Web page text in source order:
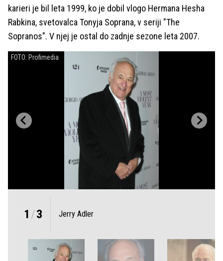
karieri je bil leta 1999, ko je dobil vlogo Hermana Hesha
Rabkina, svetovalca Tonyja Soprana, v seriji "The
Sopranos". V njej je ostal do zadnje sezone leta 2007.
FOTO: Profimedia
1 /3 Jerry Adler